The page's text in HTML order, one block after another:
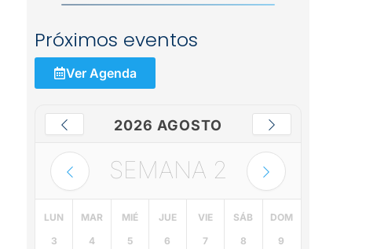
Próximos eventos
Ver Agenda
2026 AGOSTO
SEMANA 2
LUN
3
MAR
4
MIÉ
5
JUE
6
VIE
7
SÁB
8
DOM
9